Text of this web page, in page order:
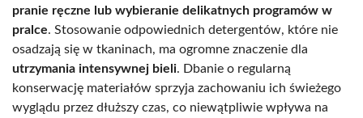
pranie ręczne lub wybieranie delikatnych programów w
pralce. Stosowanie odpowiednich detergentów, które nie
osadzają się w tkaninach, ma ogromne znaczenie dla
utrzymania intensywnej bieli. Dbanie o regularną
konserwację materiałów sprzyja zachowaniu ich świeżego
wyglądu przez dłuższy czas, co niewątpliwie wpływa na